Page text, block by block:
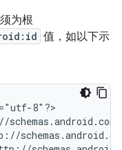
为根
值，如以下示
8"?>